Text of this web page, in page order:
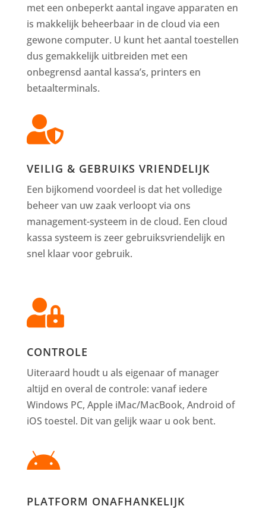
met een onbeperkt aantal ingave apparaten en
is makkelijk beheerbaar in de cloud via een
gewone computer. U kunt het aantal toestellen
dus gemakkelijk uitbreiden met een
onbegrensd aantal kassa’s, printers en
betaalterminals.

VEILIG & GEBRUIKS VRIENDELIJK
Een bijkomend voordeel is dat het volledige
beheer van uw zaak verloopt via ons
management-systeem in de cloud. Een cloud
kassa systeem is zeer gebruiksvriendelijk en
snel klaar voor gebruik.

CONTROLE
Uiteraard houdt u als eigenaar of manager
altijd en overal de controle: vanaf iedere
Windows PC, Apple iMac/MacBook, Android of
iOS toestel. Dit van gelijk waar u ook bent.

PLATFORM ONAFHANKELIJK